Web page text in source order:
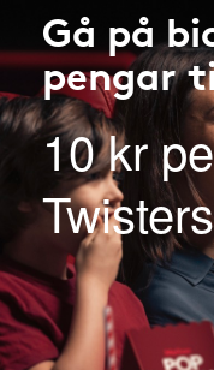
Gå på
pengar
10 kr